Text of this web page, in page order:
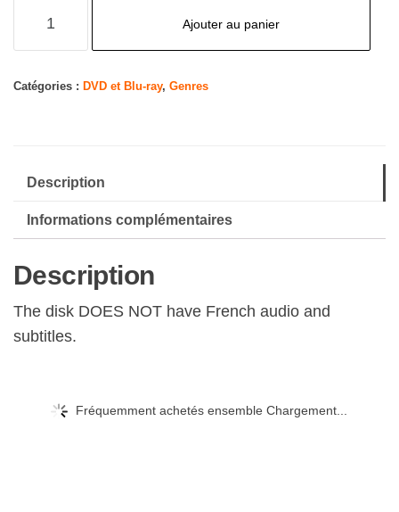
Hero
Part
Ajouter au panier
Catégories : DVD et Blu-ray, Genres
Description
Informations complémentaires
Description
The disk DOES NOT have French audio and
subtitles.
Fréquemment achetés ensemble Chargement...